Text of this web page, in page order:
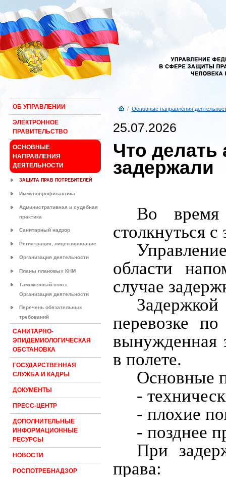
ОБ УПРАВЛЕНИИ
ЭЛЕКТРОННОЕ
ПРАВИТЕЛЬСТВО
ОСНОВНЫЕ
НАПРАВЛЕНИЯ
ДЕЯТЕЛЬНОСТИ
ЗАЩИТА ПРАВ ПОТРЕБИТЕЛЕЙ
Иммунопрофилактика
Административная и судебная
практика
Санитарный надзор
Регистрация, лицензирование
Организация деятельности
Планы плановых КНМ
Таможенный союз.
Организация деятельности
Перечень обязательных
требований
САНИТАРНО-
ЭПИДЕМИОЛОГИЧЕСКАЯ
ОБСТАНОВКА
ГОСУДАРСТВЕННАЯ
СЛУЖБА И КАДРЫ
ДОКУМЕНТЫ
ПРЕСС-ЦЕНТР
ДОПОЛНИТЕЛЬНЫЕ
ИНФОРМАЦИОННЫЕ
РЕСУРСЫ
НОВОСТИ
РОСПОТРЕБНАДЗОР
/ Основные направления
25.07.2026
Что делать
задержали
Во время
столкнуться
области
случае
перевозке
вынужденная
в полете.
Основные
-
- плохие
- позднее
При
права: